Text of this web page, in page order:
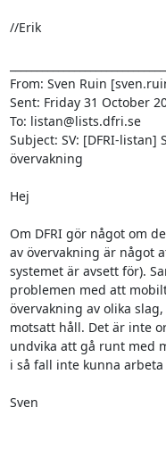
//Erik
From: Sven Ruin
Sent: Friday 31 October
To: listan@lists.dfri.se
Subject: SV: [DFRI-
övervakning
Hej
Om DFRI gör något om
av övervakning är något
systemet är avsett för).
problemen med att
övervakning av olika
motsatt håll. Det är inte
undvika att gå runt med
i så fall inte kunna
Sven